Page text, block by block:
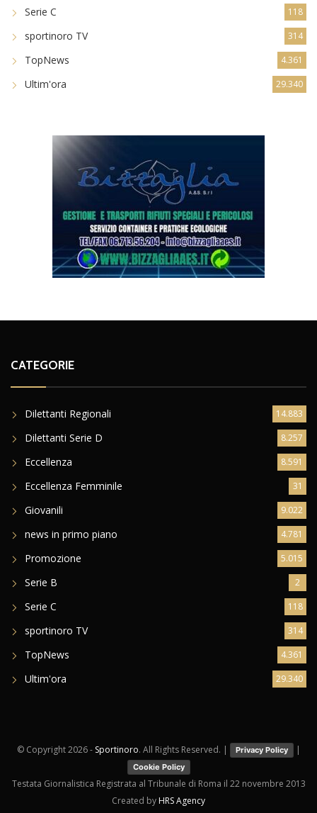
Serie C 118
sportinoro TV 314
TopNews 4.361
Ultim'ora 29.340
CATEGORIE
Dilettanti Regionali 14.883
Dilettanti Serie D 8.257
Eccellenza 8.591
Eccellenza Femminile 31
Giovanili 9.022
news in primo piano 4.781
Promozione 5.015
Serie B 2
Serie C 118
sportinoro TV 314
TopNews 4.361
Ultim'ora 29.340
© Copyright2026 - Sportinoro. All Rights Reserved. | Privacy Policy |
Cookie Policy
Testata Giornalistica Registrata al Tribunale di Roma il 22 novembre 2013
Created by HRS Agency